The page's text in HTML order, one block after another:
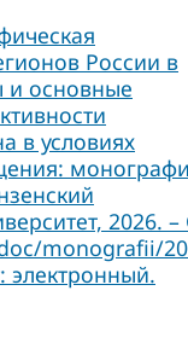
России в
и основные
в условиях
2026. –
monografii/
электронный.